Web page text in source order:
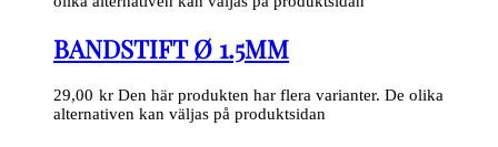
BANDSTIFT Ø 1.5MM
29,00 kr Den här produkten har flera varianter. De olika
alternativen kan väljas på produktsidan